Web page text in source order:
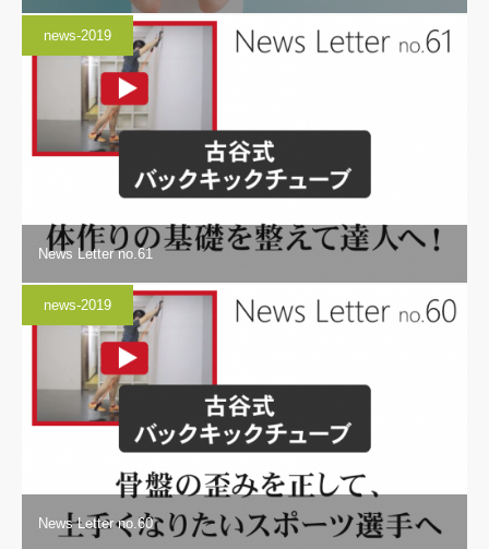
news-2019
News Letter no.61
news-2019
News Letter no.60